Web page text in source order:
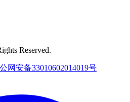
Reserved.
网安备33010602014019号